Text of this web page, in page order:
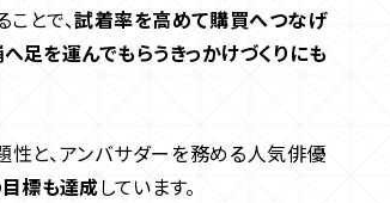
とで、試着率を高めて購買へつなげ
足を運んでもらうきっかけづくりにも
性と、アンバサダーを務める人気俳優
標も達成しています。